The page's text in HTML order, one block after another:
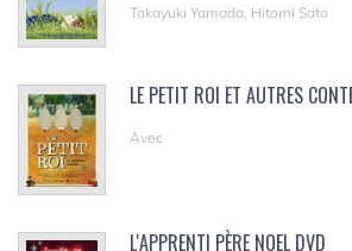
Takayuki Yamada, Hitomi Sato
LE PETIT ROI ET AUTRES
Avec
L'APPRENTI PÈRE NOEL DVD